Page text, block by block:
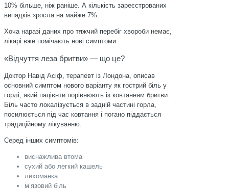
10% більше, ніж раніше. А кількість зареєстрованих
випадків зросла на майже 7%.
Хоча наразі даних про тяжчий перебіг хвороби немає,
лікарі вже помічають нові симптоми.
«Відчуття леза бритви» — що це?
Доктор Навід Асіф, терапевт із Лондона, описав
основний симптом нового варіанту як гострий біль у
горлі, який пацієнти порівнюють із ковтанням бритви.
Біль часто локалізується в задній частині горла,
посилюється під час ковтання і погано піддається
традиційному лікуванню.
Серед інших симптомів:
виснажлива втома
сухий або легкий кашель
лихоманка
м’язовий біль